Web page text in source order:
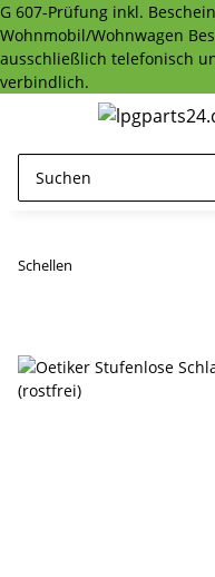
G 607-Prüfung inkl.
Wohnmobil/Wohnwagen
ausschließlich telefonisch
verbindlich.
Schellen